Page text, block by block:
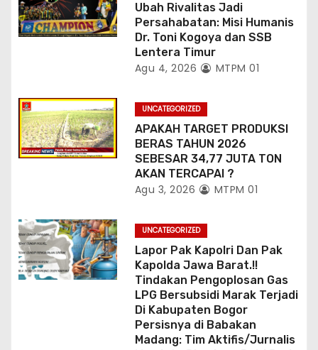
Ubah Rivalitas Jadi
Persahabatan: Misi Humanis
Dr. Toni Kogoya dan SSB
Lentera Timur
Agu 4, 2026 MTPM 01
UNCATEGORIZED
APAKAH TARGET PRODUKSI
BERAS TAHUN 2026
SEBESAR 34,77 JUTA TON
AKAN TERCAPAI ?
Agu 3, 2026 MTPM 01
UNCATEGORIZED
Lapor Pak Kapolri Dan Pak
Kapolda Jawa Barat.!!
Tindakan Pengoplosan Gas
LPG Bersubsidi Marak Terjadi
Di Kabupaten Bogor
Persisnya di Babakan
Madang: Tim Aktifis/Jurnalis